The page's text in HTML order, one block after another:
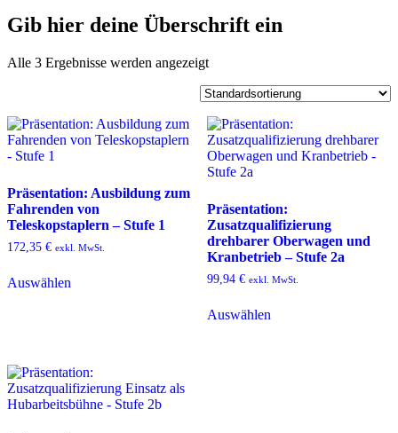
Gib hier deine Überschrift ein
Alle 3 Ergebnisse werden angezeigt
Präsentation: Ausbildung zum
Fahrenden von
Teleskopstaplern – Stufe 1
172,35 € exkl. MwSt.
Auswählen
Präsentation:
Zusatzqualifizierung
drehbarer Oberwagen und
Kranbetrieb – Stufe 2a
99,94 € exkl. MwSt.
Auswählen